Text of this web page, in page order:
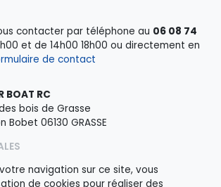
contacter par téléphone au 06 08 74
et de 14h00 18h00 ou directement en
de contact
BOAT RC
bois de Grasse
Bobet 06130 GRASSE
navigation sur ce site, vous
de cookies pour réaliser des